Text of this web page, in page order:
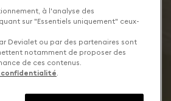
à l'analyse des
sur "Essentiels uniquement" ceux-
Devialet ou par des partenaires sont
notamment de proposer des
de ces contenus.
.